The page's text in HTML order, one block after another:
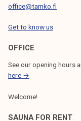
office@tamko.fi
Get to know us
OFFICE
See our opening hours
here →
Welcome!
SAUNA FOR RENT